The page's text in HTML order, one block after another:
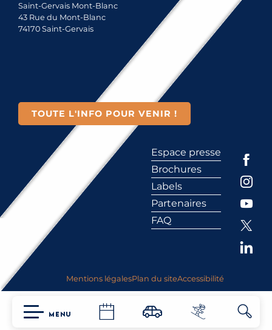
MENU
Saint-Gervais Mont-Blanc
43 Rue du Mont-Blanc
74170 Saint-Gervais
TOUTE L'INFO POUR VENIR !
Espace presse
Brochures
Labels
Partenaires
FAQ
Mentions légalesPlan du siteAccessibilité